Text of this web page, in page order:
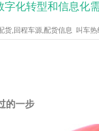
字化转型和信息化
,回程车源,配货信息 叫车热
的一步